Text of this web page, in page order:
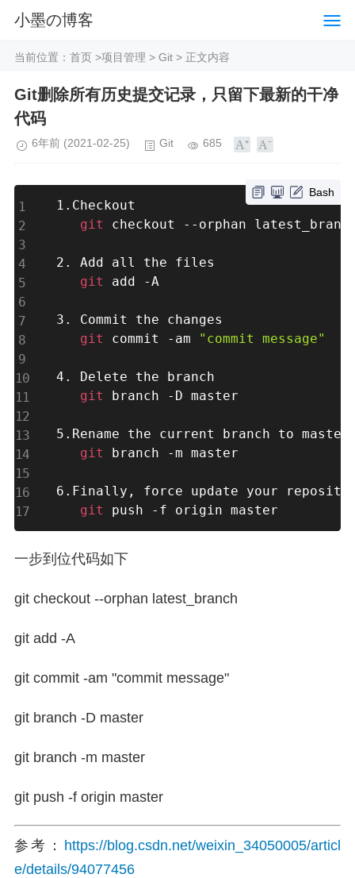
小墨の博客
当前位置： 首页 >项目管理 > Git > 正文内容
Git删除所有历史提交记录，只留下最新的干净
代码
6年前 (2021-02-25) Git 685
Bash
1.Checkout
git
checkout --orphan
2. Add all the files
git
add -A
3. Commit the changes
git
commit -am "commit message"
4. Delete the branch
git
branch -D master
5.Rename the current branch to master
git
branch -m master
6.Finally, force update your
git
push -f origin master
一步到位代码如下
git checkout --orphan latest_branch
git add -A
git commit -am "commit message"
git branch -D master
git branch -m master
git push -f origin master
参考： https://blog.csdn.net/weixin_34050005/articl
e/details/94077456